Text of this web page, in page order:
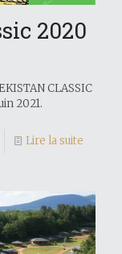
2020
CLASSIC
2021.
Lire la suite